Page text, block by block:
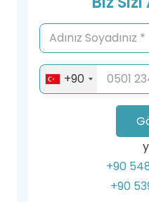
+90
+90
+90